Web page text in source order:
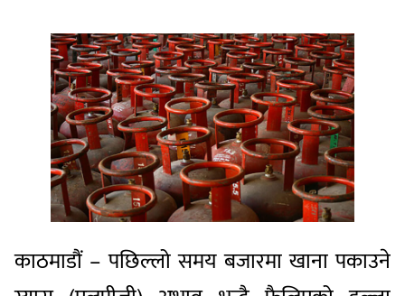
काठमाडौं – पछिल्लो समय बजारमा खाना पकाउने